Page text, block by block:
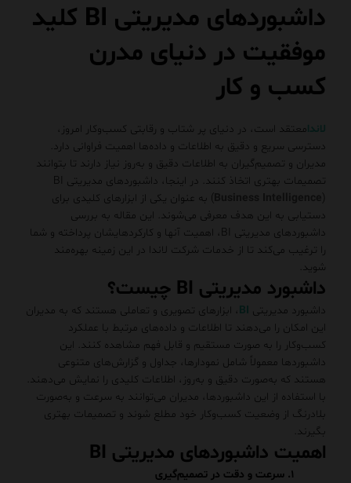
داشبوردهای مدیریتی BI کلید
موفقیت در دنیای مدرن
کسب‌ و کار
لاندامعتقد است، در دنیای پر شتاب و رقابتی کسب‌وکار امروز،
دسترسی سریع و دقیق به اطلاعات و داده‌ها اهمیت فراوانی دارد.
مدیران و تصمیم‌گیران به اطلاعات دقیق و به‌روز نیاز دارند تا بتوانند
تصمیمات بهتری اتخاذ کنند. در اینجا، داشبوردهای مدیریتی BI
( ) به عنوان یکی از ابزارهای کلیدی برای
دستیابی به این هدف معرفی می‌شوند. این مقاله به بررسی
داشبوردهای مدیریتی BI، اهمیت آنها و کارکردهایشان پرداخته و شما
را ترغیب می‌کند تا از خدمات شرکت لاندا در این زمینه بهره‌مند
شوید.
داشبورد مدیریتی BI چیست؟
داشبورد مدیریتی BI، ابزارهای تصویری و تعاملی هستند که به مدیران
این امکان را می‌دهند تا اطلاعات و داده‌های مرتبط با عملکرد
کسب‌وکار را به صورت مستقیم و قابل فهم مشاهده کنند. این
داشبوردها معمولاً شامل نمودارها، جداول و گزارش‌های متنوعی
هستند که به‌صورت دقیق و به‌روز، اطلاعات کلیدی را نمایش می‌دهند.
با استفاده از این داشبوردها، مدیران می‌توانند به سرعت و به‌صورت
بلادرنگ از وضعیت کسب‌وکار خود مطلع شوند و تصمیمات بهتری
بگیرند.
اهمیت داشبوردهای مدیریتی BI
۱. سرعت و دقت در تصمیم‌گیری